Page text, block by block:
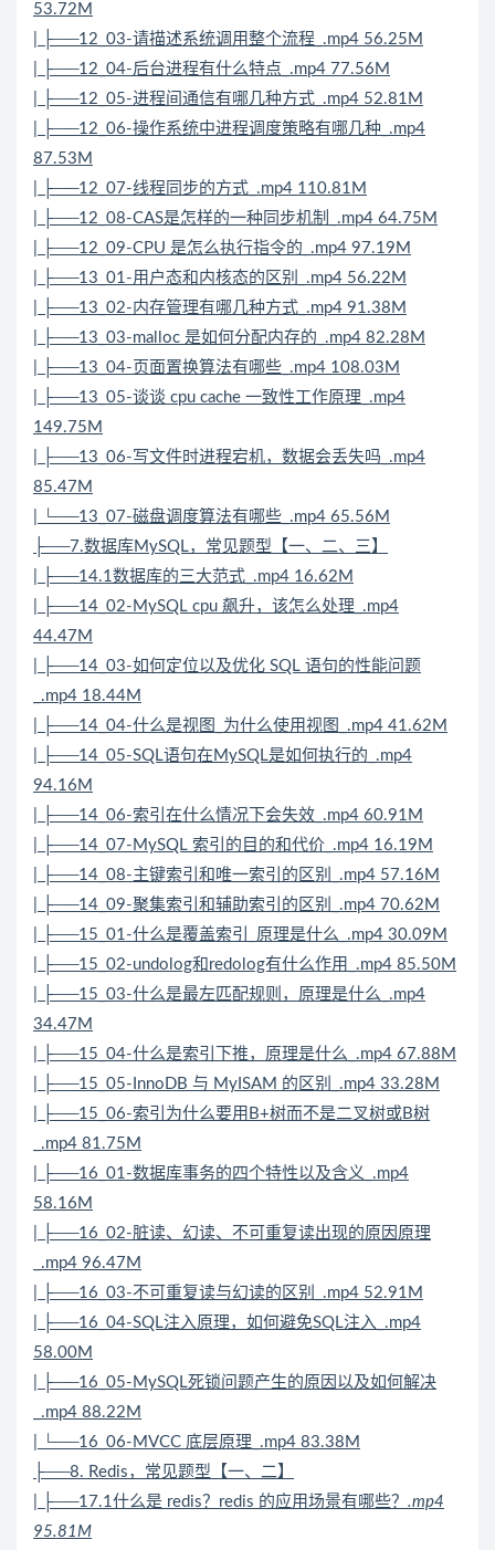
53.72M
| ├──12_03-请描述系统调用整个流程_.mp4 56.25M
| ├──12_04-后台进程有什么特点_.mp4 77.56M
| ├──12_05-进程间通信有哪几种方式_.mp4 52.81M
| ├──12_06-操作系统中进程调度策略有哪几种_.mp4
87.53M
| ├──12_07-线程同步的方式_.mp4 110.81M
| ├──12_08-CAS是怎样的一种同步机制_.mp4 64.75M
| ├──12_09-CPU 是怎么执行指令的_.mp4 97.19M
| ├──13_01-用户态和内核态的区别_.mp4 56.22M
| ├──13_02-内存管理有哪几种方式_.mp4 91.38M
| ├──13_03-malloc 是如何分配内存的_.mp4 82.28M
| ├──13_04-页面置换算法有哪些_.mp4 108.03M
| ├──13_05-谈谈 cpu cache 一致性工作原理_.mp4
149.75M
| ├──13_06-写文件时进程宕机，数据会丢失吗_.mp4
85.47M
| └──13_07-磁盘调度算法有哪些_.mp4 65.56M
├──7.数据库MySQL，常见题型【一、二、三】
| ├──14.1数据库的三大范式_.mp4 16.62M
| ├──14_02-MySQL cpu 飙升，该怎么处理_.mp4
44.47M
| ├──14_03-如何定位以及优化 SQL 语句的性能问题
_.mp4 18.44M
| ├──14_04-什么是视图_为什么使用视图_.mp4 41.62M
| ├──14_05-SQL语句在MySQL是如何执行的_.mp4
94.16M
| ├──14_06-索引在什么情况下会失效_.mp4 60.91M
| ├──14_07-MySQL 索引的目的和代价_.mp4 16.19M
| ├──14_08-主键索引和唯一索引的区别_.mp4 57.16M
| ├──14_09-聚集索引和辅助索引的区别_.mp4 70.62M
| ├──15_01-什么是覆盖索引_原理是什么_.mp4 30.09M
| ├──15_02-undolog和redolog有什么作用_.mp4 85.50M
| ├──15_03-什么是最左匹配规则，原理是什么_.mp4
34.47M
| ├──15_04-什么是索引下推，原理是什么_.mp4 67.88M
| ├──15_05-InnoDB 与 MyISAM 的区别_.mp4 33.28M
| ├──15_06-索引为什么要用B+树而不是二叉树或B树
_.mp4 81.75M
| ├──16_01-数据库事务的四个特性以及含义_.mp4
58.16M
| ├──16_02-脏读、幻读、不可重复读出现的原因原理
_.mp4 96.47M
| ├──16_03-不可重复读与幻读的区别_.mp4 52.91M
| ├──16_04-SQL注入原理，如何避免SQL注入_.mp4
58.00M
| ├──16_05-MySQL死锁问题产生的原因以及如何解决
_.mp4 88.22M
| └──16_06-MVCC 底层原理_.mp4 83.38M
├──8. Redis ，常见题型【一、二】
| ├──17.1什么是 redis？redis 的应用场景有哪些？ .mp4
95.81M